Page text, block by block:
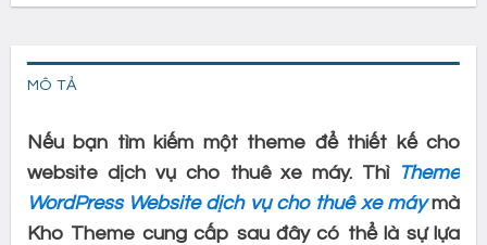
MÔ TẢ
Nếu bạn tìm kiếm một theme để thiết kế cho
website dịch vụ cho thuê xe máy. Thì Theme
WordPress Website dịch vụ cho thuê xe máymà
Kho Theme cung cấp sau đây có thể là sự lựa